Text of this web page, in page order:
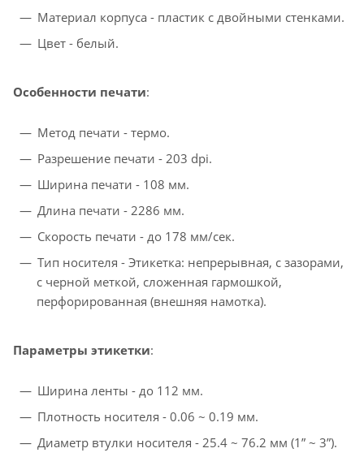
Материал корпуса - пластик с двойными стенками.
Цвет - белый.
Особенности печати:
Метод печати - термо.
Разрешение печати - 203 dpi.
Ширина печати - 108 мм.
Длина печати - 2286 мм.
Скорость печати - до 178 мм/сек.
Тип носителя - Этикетка: непрерывная, с зазорами,
с черной меткой, сложенная гармошкой,
перфорированная (внешняя намотка).
Параметры этикетки:
Ширина ленты - до 112 мм.
Плотность носителя - 0.06 ~ 0.19 мм.
Диаметр втулки носителя - 25.4 ~ 76.2 мм (1” ~ 3”).